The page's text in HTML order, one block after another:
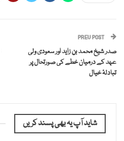
PREV POST
صدر شیخ محمد بن زاید اور سعودی ولی
عہد کے درمیان خطے کی صورتحال پر
تبادلۂ خیال
شاید آپ یہ بھی پسند کریں